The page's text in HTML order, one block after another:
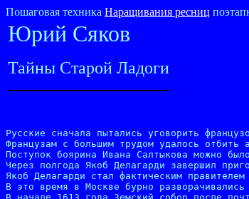
Пошаговая техника Наращивания ресниц
Юрий Сяков
Тайны Старой Ладоги
Русские сначала пытались уговорить
Французам с большим трудом удалось
Поступок боярина Ивана Салтыкова можно
Через полгода Якоб Делагарди завершил
Якоб Делагарди стал фактическим
В это время в Москве бурно